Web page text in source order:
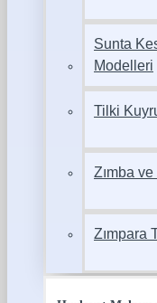
Sunta
Modelleri
Tilki
Zımba
Zımpara